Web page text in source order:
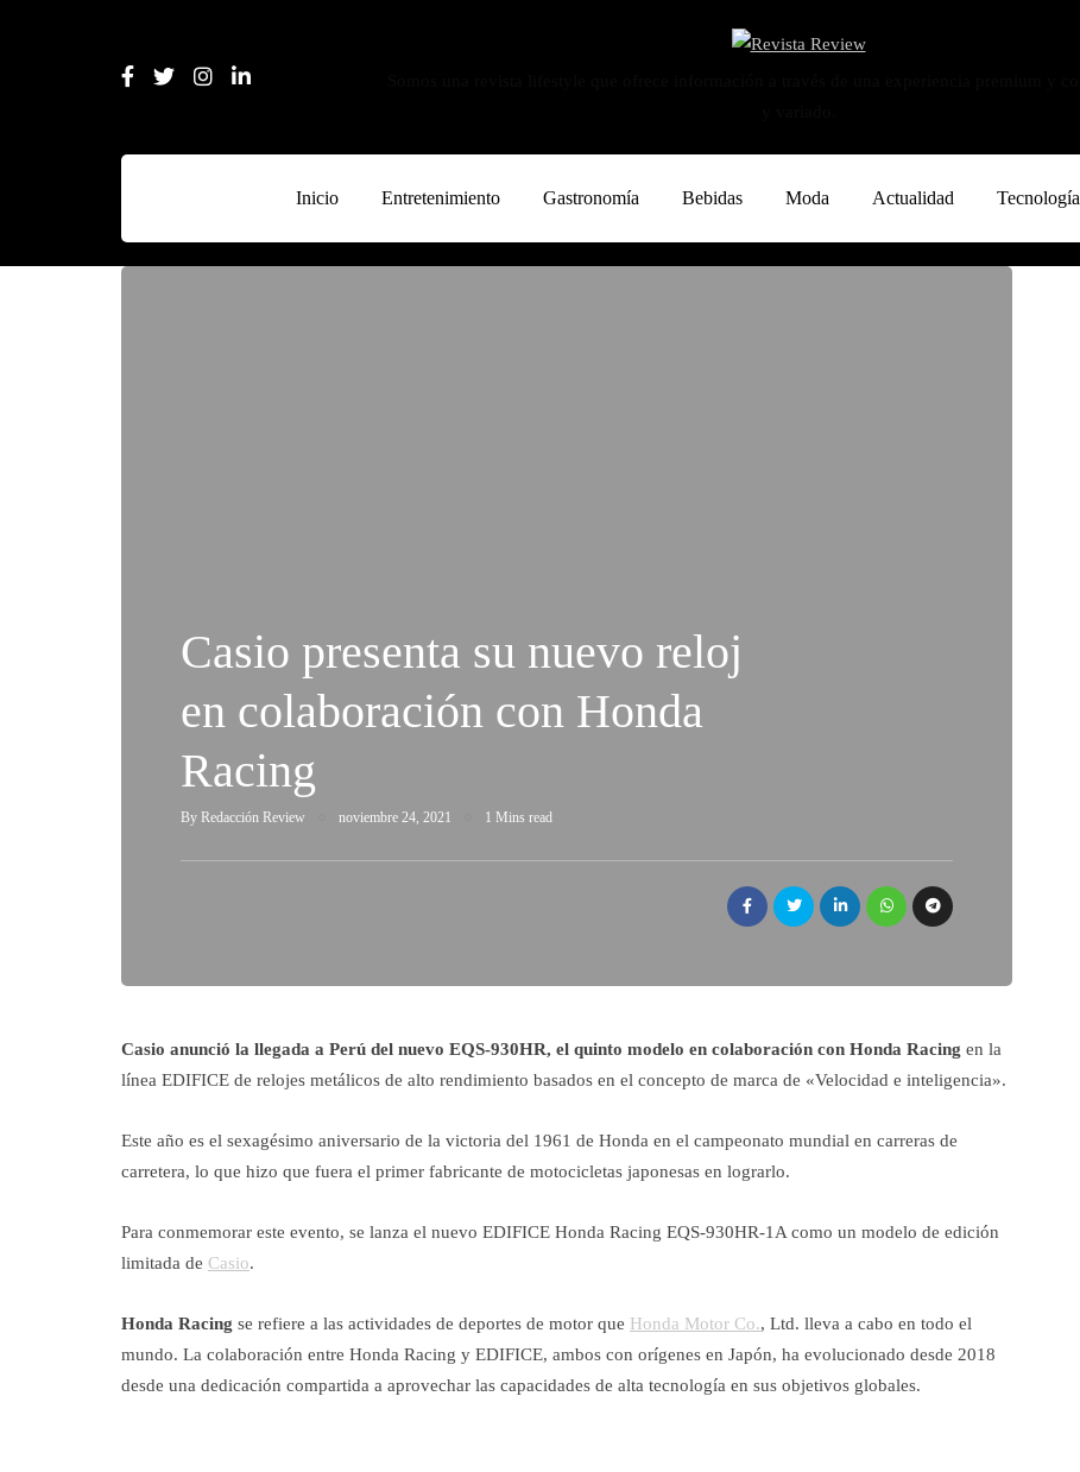
Inicio Entretenimiento Gastronomía Bebidas Moda Actualidad Tecnología
Casio presenta su nuevo reloj
en colaboración con Honda
Racing
By Redacción Review noviembre 24, 2021 1 Mins read
Casio anunció la llegada a Perú del nuevo EQS-930HR, el quinto modelo en colaboración con Honda Racing en la
línea EDIFICE de relojes metálicos de alto rendimiento basados ​​en el concepto de marca de «Velocidad e inteligencia».
Este año es el sexagésimo aniversario de la victoria del 1961 de Honda en el campeonato mundial en carreras de
carretera, lo que hizo que fuera el primer fabricante de motocicletas japonesas en lograrlo.
Para conmemorar este evento, se lanza el nuevo EDIFICE Honda Racing EQS-930HR-1A como un modelo de edición
limitada de Casio.
Honda Racing se refiere a las actividades de deportes de motor que Honda Motor Co., Ltd. lleva a cabo en todo el
mundo. La colaboración entre Honda Racing y EDIFICE, ambos con orígenes en Japón, ha evolucionado desde 2018
desde una dedicación compartida a aprovechar las capacidades de alta tecnología en sus objetivos globales.